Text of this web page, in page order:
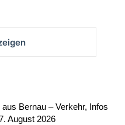
Bernau – Verkehr, Infos
August 2026